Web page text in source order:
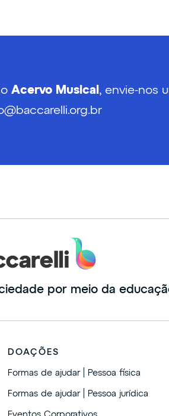
Acervo Musical , envie-nos
por meio da
DOAÇÕES
Formas de ajudar | Pessoa física
Formas de ajudar | Pessoa jurídica